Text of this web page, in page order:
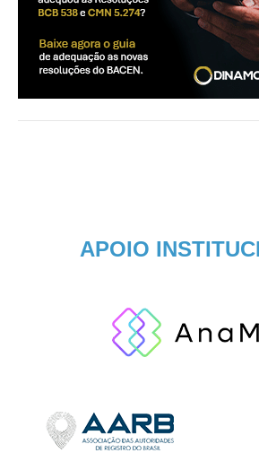
APOIO